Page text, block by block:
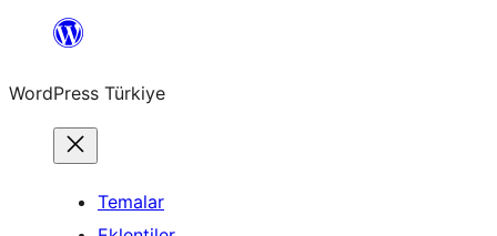
İçeriğe
WordPress Türkiye
Temalar